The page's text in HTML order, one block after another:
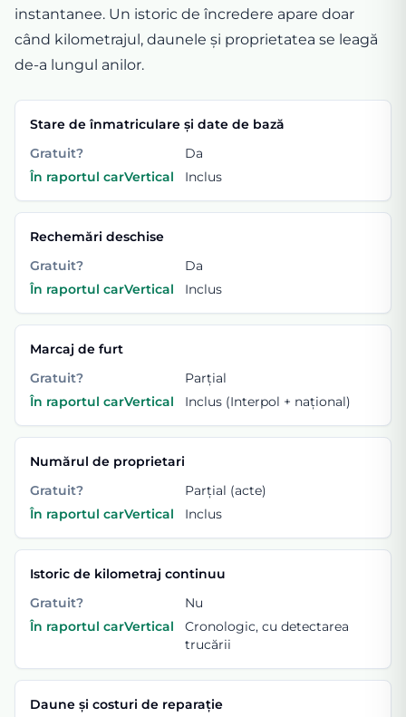
instantanee. Un istoric de încredere apare doar
când kilometrajul, daunele și proprietatea se leagă
de-a lungul anilor.
Stare de înmatriculare și date de bază
Gratuit?
Da
În raportul carVertical
Inclus
Rechemări deschise
Gratuit?
Da
În raportul carVertical
Inclus
Marcaj de furt
Gratuit?
Parțial
În raportul carVertical
Inclus (Interpol + național)
Numărul de proprietari
Gratuit?
Parțial (acte)
În raportul carVertical
Inclus
Istoric de kilometraj continuu
Gratuit?
Nu
În raportul carVertical
Cronologic, cu detectarea
trucării
Daune și costuri de reparație